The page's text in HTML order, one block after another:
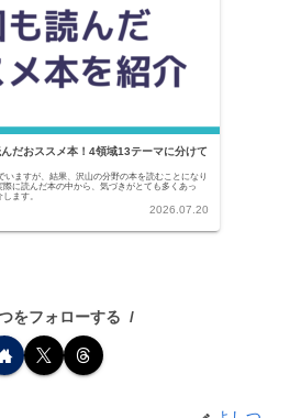
んだおススメ本！4領域13テーマに分けて
いますが、結果、沢山の分野の本を読むことになり
に読んだ本の中から、気づきがとても多くあっ
ます。
2026.07.20
をフォローする